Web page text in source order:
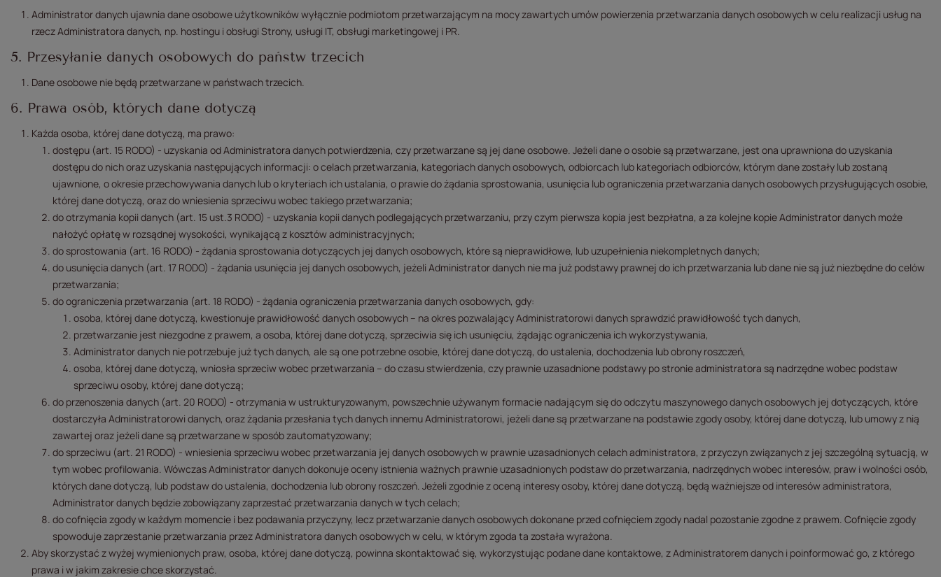
Administrator danych ujawnia dane osobowe użytkowników wyłącznie podmiotom przetwarzającym na mocy zawartych umów powierzenia przetwarzania danych osobowych w celu realizacji usług na
rzecz Administratora danych, np. hostingu i obsługi Strony, usługi IT, obsługi marketingowej i PR.
5. Przesyłanie danych osobowych do państw trzecich
Dane osobowe nie będą przetwarzane w państwach trzecich.
6. Prawa osób, których dane dotyczą
Każda osoba, której dane dotyczą, ma prawo:
dostępu (art. 15 RODO) - uzyskania od Administratora danych potwierdzenia, czy przetwarzane są jej dane osobowe. Jeżeli dane o osobie są przetwarzane, jest ona uprawniona do uzyskania
dostępu do nich oraz uzyskania następujących informacji: o celach przetwarzania, kategoriach danych osobowych, odbiorcach lub kategoriach odbiorców, którym dane zostały lub zostaną
ujawnione, o okresie przechowywania danych lub o kryteriach ich ustalania, o prawie do żądania sprostowania, usunięcia lub ograniczenia przetwarzania danych osobowych przysługujących osobie,
której dane dotyczą, oraz do wniesienia sprzeciwu wobec takiego przetwarzania;
do otrzymania kopii danych (art. 15 ust.3 RODO) - uzyskania kopii danych podlegających przetwarzaniu, przy czym pierwsza kopia jest bezpłatna, a za kolejne kopie Administrator danych może
nałożyć opłatę w rozsądnej wysokości, wynikającą z kosztów administracyjnych;
do sprostowania (art. 16 RODO) - żądania sprostowania dotyczących jej danych osobowych, które są nieprawidłowe, lub uzupełnienia niekompletnych danych;
do usunięcia danych (art. 17 RODO) - żądania usunięcia jej danych osobowych, jeżeli Administrator danych nie ma już podstawy prawnej do ich przetwarzania lub dane nie są już niezbędne do celów
przetwarzania;
do ograniczenia przetwarzania (art. 18 RODO) - żądania ograniczenia przetwarzania danych osobowych, gdy:
osoba, której dane dotyczą, kwestionuje prawidłowość danych osobowych – na okres pozwalający Administratorowi danych sprawdzić prawidłowość tych danych,
przetwarzanie jest niezgodne z prawem, a osoba, której dane dotyczą, sprzeciwia się ich usunięciu, żądając ograniczenia ich wykorzystywania,
Administrator danych nie potrzebuje już tych danych, ale są one potrzebne osobie, której dane dotyczą, do ustalenia, dochodzenia lub obrony roszczeń,
osoba, której dane dotyczą, wniosła sprzeciw wobec przetwarzania – do czasu stwierdzenia, czy prawnie uzasadnione podstawy po stronie administratora są nadrzędne wobec podstaw
sprzeciwu osoby, której dane dotyczą;
do przenoszenia danych (art. 20 RODO) - otrzymania w ustrukturyzowanym, powszechnie używanym formacie nadającym się do odczytu maszynowego danych osobowych jej dotyczących, które
dostarczyła Administratorowi danych, oraz żądania przesłania tych danych innemu Administratorowi, jeżeli dane są przetwarzane na podstawie zgody osoby, której dane dotyczą, lub umowy z nią
zawartej oraz jeżeli dane są przetwarzane w sposób zautomatyzowany;
do sprzeciwu (art. 21 RODO) - wniesienia sprzeciwu wobec przetwarzania jej danych osobowych w prawnie uzasadnionych celach administratora, z przyczyn związanych z jej szczególną sytuacją, w
tym wobec profilowania. Wówczas Administrator danych dokonuje oceny istnienia ważnych prawnie uzasadnionych podstaw do przetwarzania, nadrzędnych wobec interesów, praw i wolności osób,
których dane dotyczą, lub podstaw do ustalenia, dochodzenia lub obrony roszczeń. Jeżeli zgodnie z oceną interesy osoby, której dane dotyczą, będą ważniejsze od interesów administratora,
Administrator danych będzie zobowiązany zaprzestać przetwarzania danych w tych celach;
do cofnięcia zgody w każdym momencie i bez podawania przyczyny, lecz przetwarzanie danych osobowych dokonane przed cofnięciem zgody nadal pozostanie zgodne z prawem. Cofnięcie zgody
spowoduje zaprzestanie przetwarzania przez Administratora danych osobowych w celu, w którym zgoda ta została wyrażona.
Aby skorzystać z wyżej wymienionych praw, osoba, której dane dotyczą, powinna skontaktować się, wykorzystując podane dane kontaktowe, z Administratorem danych i poinformować go, z którego
prawa i w jakim zakresie chce skorzystać.